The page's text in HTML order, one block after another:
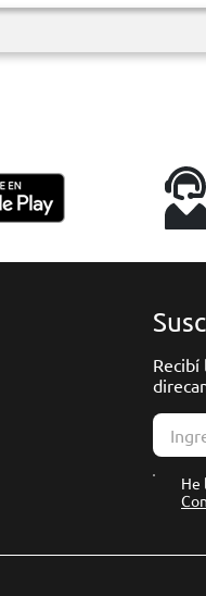
Recibí
He